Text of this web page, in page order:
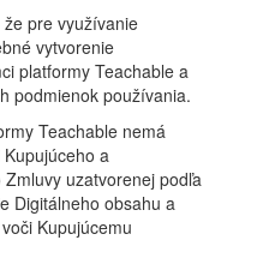
pre využívanie
vytvorenie
platformy Teachable a
podmienok používania.
Teachable nemá
a
uzatvorenej podľa
Digitálneho obsahu a
Kupujúcemu